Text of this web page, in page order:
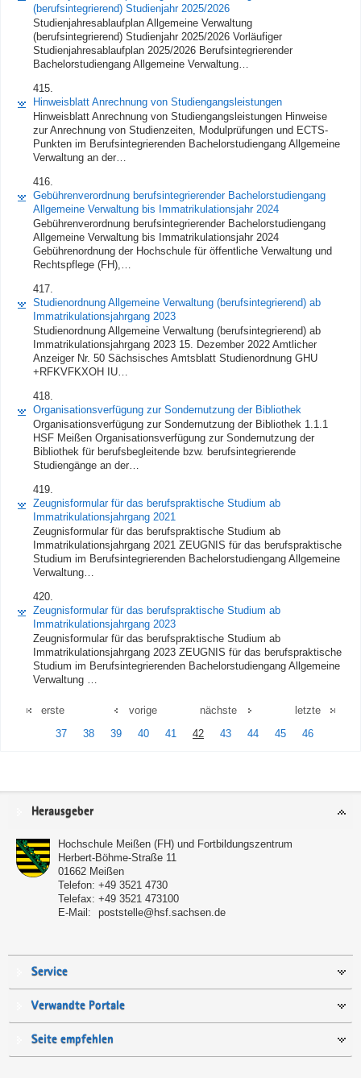
(berufsintegrierend) Studienjahr 2025/2026
Studienjahresablaufplan Allgemeine Verwaltung
(berufsintegrierend) Studienjahr 2025/2026 Vorläufiger
Studienjahresablaufplan 2025/2026 Berufsintegrierender
Bachelorstudiengang Allgemeine Verwaltung…
415.
Hinweisblatt Anrechnung von Studiengangsleistungen
Hinweisblatt Anrechnung von Studiengangsleistungen Hinweise
zur Anrechnung von Studienzeiten, Modulprüfungen und ECTS-
Punkten im Berufsintegrierenden Bachelorstudiengang Allgemeine
Verwaltung an der…
416.
Gebührenverordnung berufsintegrierender Bachelorstudiengang
Allgemeine Verwaltung bis Immatrikulationsjahr 2024
Gebührenverordnung berufsintegrierender Bachelorstudiengang
Allgemeine Verwaltung bis Immatrikulationsjahr 2024
Gebührenordnung der Hochschule für öffentliche Verwaltung und
Rechtspflege (FH),…
417.
Studienordnung Allgemeine Verwaltung (berufsintegrierend) ab
Immatrikulationsjahrgang 2023
Studienordnung Allgemeine Verwaltung (berufsintegrierend) ab
Immatrikulationsjahrgang 2023 15. Dezember 2022 Amtlicher
Anzeiger Nr. 50 Sächsisches Amtsblatt Studienordnung GHU
+RFKVFKXOH IU…
418.
Organisationsverfügung zur Sondernutzung der Bibliothek
Organisationsverfügung zur Sondernutzung der Bibliothek 1.1.1
HSF Meißen Organisationsverfügung zur Sondernutzung der
Bibliothek für berufsbegleitende bzw. berufsintegrierende
Studiengänge an der…
419.
Zeugnisformular für das berufspraktische Studium ab
Immatrikulationsjahrgang 2021
Zeugnisformular für das berufspraktische Studium ab
Immatrikulationsjahrgang 2021 ZEUGNIS für das berufspraktische
Studium im Berufsintegrierenden Bachelorstudiengang Allgemeine
Verwaltung…
420.
Zeugnisformular für das berufspraktische Studium ab
Immatrikulationsjahrgang 2023
Zeugnisformular für das berufspraktische Studium ab
Immatrikulationsjahrgang 2023 ZEUGNIS für das berufspraktische
Studium im Berufsintegrierenden Bachelorstudiengang Allgemeine
Verwaltung …
erste
vorige
37
38 39 40 41 42 43 44 45 46
nächste letzte
Service
Herausgeber
Hochschule Meißen (FH) und Fortbildungszentrum
Herbert-Böhme-Straße 11
01662 Meißen
Telefon: +49 3521 4730
Telefax: +49 3521 473100
E-Mail:
poststelle@hsf.sachsen.de
Service
Verwandte Portale
Seite empfehlen